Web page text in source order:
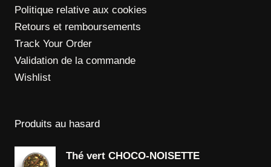
Politique relative aux cookies
Retours et remboursements
Track Your Order
Validation de la commande
Wishlist
Produits au hasard
Thé vert CHOCO-NOISETTE